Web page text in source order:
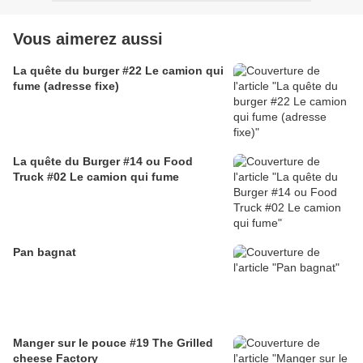
Vous aimerez aussi
La quête du burger #22 Le camion qui
fume (adresse fixe)
La quête du Burger #14 ou Food
Truck #02 Le camion qui fume
Pan bagnat
Manger sur le pouce #19 The Grilled
cheese Factory